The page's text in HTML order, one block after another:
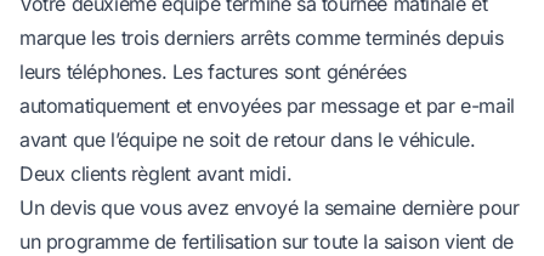
marque les trois derniers arrêts comme terminés depuis
leurs téléphones. Les factures sont générées
automatiquement et envoyées par message et par e-mail
avant que l’équipe ne soit de retour dans le véhicule.
Deux clients règlent avant midi.
Un devis que vous avez envoyé la semaine dernière pour
un programme de fertilisation sur toute la saison vient de